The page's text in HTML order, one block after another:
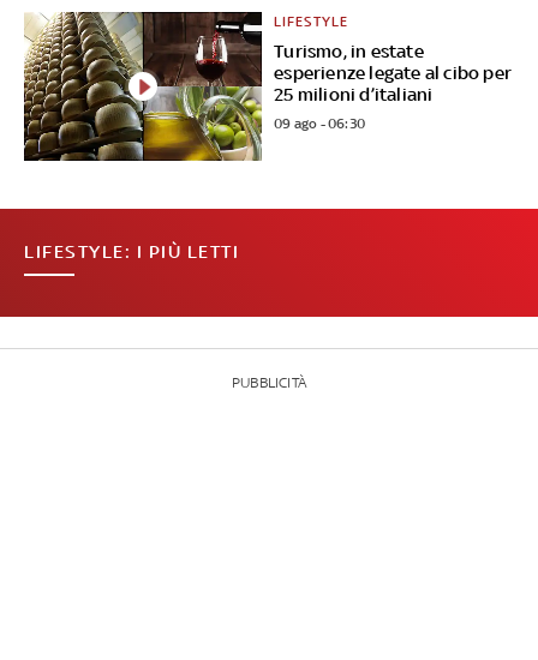
Turismo, in estate
esperienze legate al cibo per
25 milioni d’italiani
LIFESTYLE
09 ago - 06:30
LIFESTYLE: I PIÙ LETTI
PUBBLICITÀ